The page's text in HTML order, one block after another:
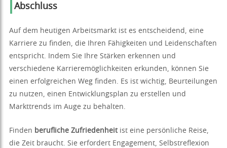
Abschluss
Auf dem heutigen Arbeitsmarkt ist es entscheidend, eine
Karriere zu finden, die Ihren Fähigkeiten und Leidenschaften
entspricht. Indem Sie Ihre Stärken erkennen und
verschiedene Karrieremöglichkeiten erkunden, können Sie
einen erfolgreichen Weg finden. Es ist wichtig, Beurteilungen
zu nutzen, einen Entwicklungsplan zu erstellen und
Markttrends im Auge zu behalten.
Finden berufliche Zufriedenheitist eine persönliche Reise,
die Zeit braucht. Sie erfordert Engagement, Selbstreflexion